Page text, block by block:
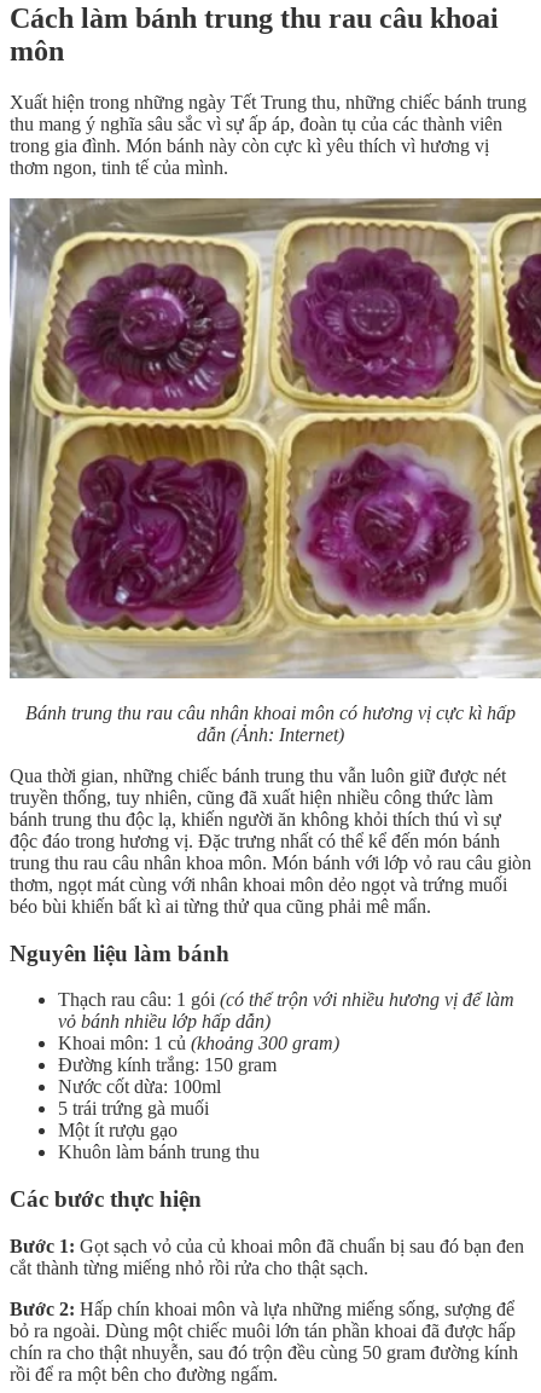
Cách làm bánh trung thu rau câu khoai
môn
Xuất hiện trong những ngày Tết Trung thu, những chiếc bánh trung
thu mang ý nghĩa sâu sắc vì sự ấp áp, đoàn tụ của các thành viên
trong gia đình. Món bánh này còn cực kì yêu thích vì hương vị
thơm ngon, tinh tế của mình.
Bánh trung thu rau câu nhân khoai môn có hương vị cực kì hấp
dẫn (Ảnh: Internet)
Qua thời gian, những chiếc bánh trung thu vẫn luôn giữ được nét
truyền thống, tuy nhiên, cũng đã xuất hiện nhiều công thức làm
bánh trung thu độc lạ, khiến người ăn không khỏi thích thú vì sự
độc đáo trong hương vị. Đặc trưng nhất có thể kể đến món bánh
trung thu rau câu nhân khoa môn. Món bánh với lớp vỏ rau câu giòn
thơm, ngọt mát cùng với nhân khoai môn dẻo ngọt và trứng muối
béo bùi khiến bất kì ai từng thử qua cũng phải mê mẩn.
Nguyên liệu làm bánh
Thạch rau câu: 1 gói (có thể trộn với nhiều hương vị để làm
vỏ bánh nhiều lớp hấp dẫn)
Khoai môn: 1 củ (khoảng 300 gram)
Đường kính trắng: 150 gram
Nước cốt dừa: 100ml
5 trái trứng gà muối
Một ít rượu gạo
Khuôn làm bánh trung thu
Các bước thực hiện
Bước 1: Gọt sạch vỏ của củ khoai môn đã chuẩn bị sau đó bạn đen
cắt thành từng miếng nhỏ rồi rửa cho thật sạch.
Bước 2: Hấp chín khoai môn và lựa những miếng sống, sượng để
bỏ ra ngoài. Dùng một chiếc muôi lớn tán phần khoai đã được hấp
chín ra cho thật nhuyễn, sau đó trộn đều cùng 50 gram đường kính
rồi để ra một bên cho đường ngấm.